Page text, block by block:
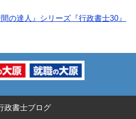
間の達人』シリーズ『行政書士30』
政書士ブログ